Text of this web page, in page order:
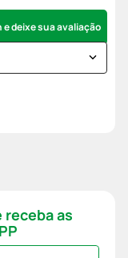
e deixe sua avaliação
as